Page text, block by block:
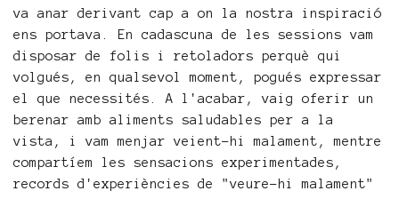
va anar derivant cap a on la nostra inspiració
ens portava. En cadascuna de les sessions vam
disposar de folis i retoladors perquè qui
volgués, en qualsevol moment, pogués expressar
el que necessités. A l'acabar, vaig oferir un
berenar amb aliments saludables per a la
vista, i vam menjar veient-hi malament, mentre
compartíem les sensacions experimentades,
records d'experiències de "veure-hi malament"